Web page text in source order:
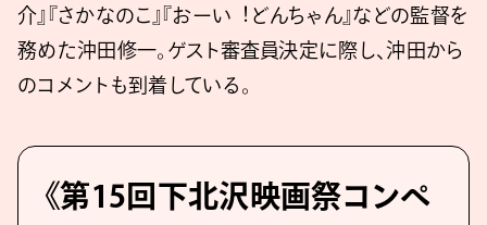
介』『さかなのこ』『おーい︕どんちゃん』などの監督を
務めた沖⽥修⼀。ゲスト審査員決定に際し、沖⽥から
のコメントも到着している。
《第15回下北沢映画祭コンペ